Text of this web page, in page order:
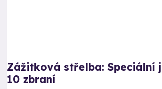
Zážitková střelba: Speciální
10 zbraní